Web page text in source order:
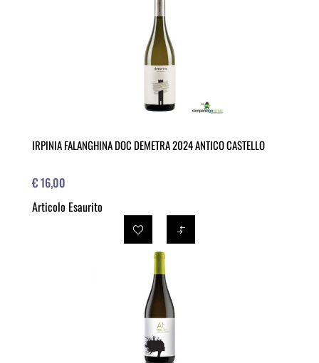
IRPINIA FALANGHINA DOC DEMETRA 2024 ANTICO CASTELLO
€ 16,00
Articolo Esaurito